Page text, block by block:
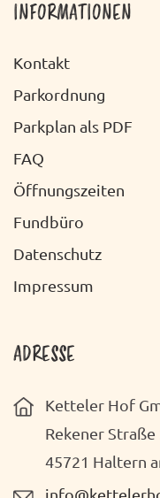
INFORMATIONEN
Kontakt
Parkordnung
Parkplan als PDF
FAQ
Öffnungszeiten
Fundbüro
Datenschutz
Impressum
ADRESSE
Ketteler Hof
Rekener Straße
45721 Haltern